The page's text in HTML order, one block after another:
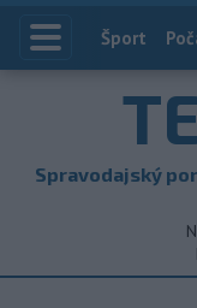
Index
Šport
Spravodajský